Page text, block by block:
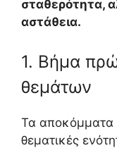
σταθερότητα,
αστάθεια.
1. Βήμα
θεμάτων
Τα αποκόμματα
θεματικές